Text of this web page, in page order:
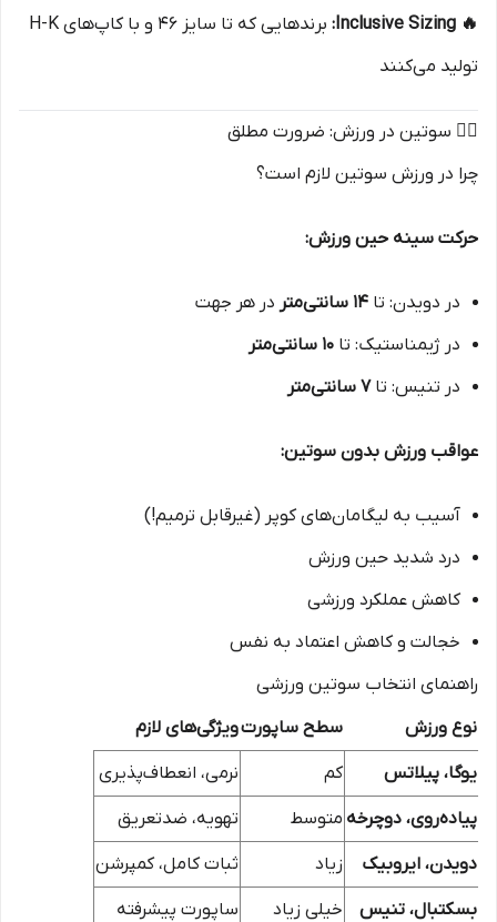
🔥 Inclusive Sizing:
برندهایی که تا سایز ۴۶ و با کاپ‌های H-K
تولید می‌کنند
🏃‍♀️ سوتین در ورزش: ضرورت مطلق
چرا در ورزش سوتین لازم است؟
حرکت سینه حین ورزش:
در دویدن: تا ۱۴ سانتی‌متر
در هر جهت
در ژیمناستیک: تا ۱۰ سانتی‌متر
در تنیس: تا۷ سانتی‌متر
عواقب ورزش بدون سوتین:
آسیب به لیگامان‌های کوپر (غیرقابل ترمیم!)
درد شدید حین ورزش
کاهش عملکرد ورزشی
خجالت و کاهش اعتماد به نفس
راهنمای انتخاب سوتین ورزشی
نوع ورزش
سطح ساپورتویژگی‌های لازم
یوگا، پیلاتس کم نرمی، انعطاف‌پذیری
پیاده‌روی، دوچرخه متوسط تهویه، ضدتعریق
دویدن، ایروبیک زیاد ثبات کامل، کمپرشن
بسکتبال، تنیس خیلی زیاد ساپورت پیشرفته